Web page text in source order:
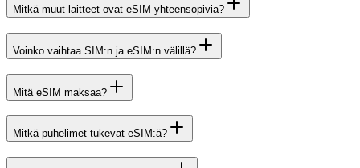
Mitkä muut laitteet ovat eSIM-yhteensopivia?
Voinko vaihtaa SIM:n ja eSIM:n välillä?
Mitä eSIM maksaa?
Mitkä puhelimet tukevat eSIM:ä?